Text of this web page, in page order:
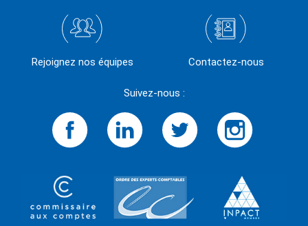
Suivez-nous :
Rejoignez nos équipes Contactez-nous